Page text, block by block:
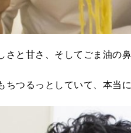
さと甘さ、そしてごま油の
ちつるっとしていて、本当